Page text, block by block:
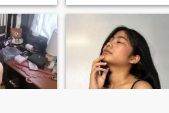
studiert.
typisches
Ziel es
treffen, um
ich bin
zu
über die
Landes zu
kennen zu
Ihr
Wenn ich älter werde, merke
ich, dass ich mich
niederlassen muss. Es ist
gut, jemanden zu haben, der
auf deiner Seite ist.
Zusammen essen,
zusammen gehen, Partner
im Leben. Ein einfaches
Leben und eine glückliche
Familie Erst lernen, dann